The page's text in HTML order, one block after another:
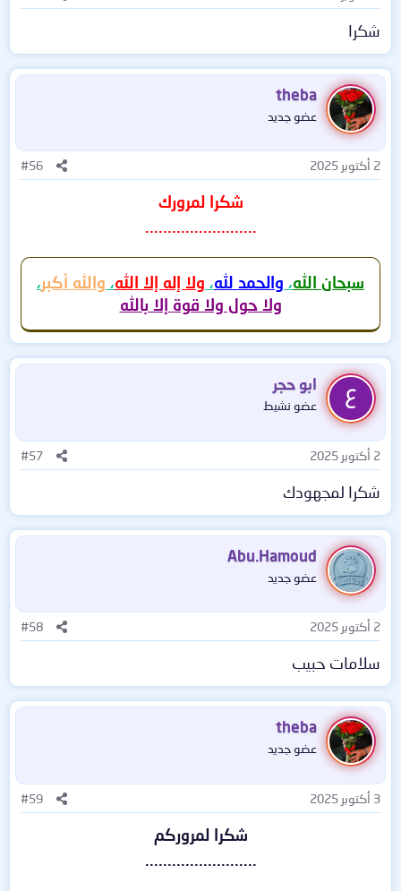
شكرا
theba
عضو جديد
2 أكتوبر 2025 #56
شكرا لمرورك
.........................
سبحان الله، والحمد لله، ولا إله إلا الله، والله أكبر،
ولا حول ولا قوة إلا بالله
ابو حجر
عضو نشيط
2 أكتوبر 2025 #57
شكرا لمجهودك
Abu.Hamoud
عضو جديد
2 أكتوبر 2025 #58
سلامات حبيب
theba
عضو جديد
3 أكتوبر 2025 #59
شكرا لمروركم
.........................